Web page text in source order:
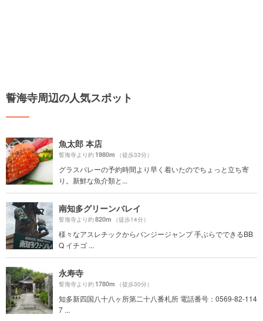
誓海寺周辺の人気スポット
魚太郎 本店
誓海寺より約1980m （徒歩33分）
グラスバレーの予約時間より早く着いたのでちょっと立ち寄
り。新鮮な魚介類と...
南知多グリーンバレイ
誓海寺より約820m （徒歩14分）
様々なアスレチックからバンジージャンプ 手ぶらでできるBB
Q イチゴ ...
永寿寺
誓海寺より約1780m （徒歩30分）
知多新四国八十八ヶ所第二十八番札所 電話番号：0569-82-114
7 ...